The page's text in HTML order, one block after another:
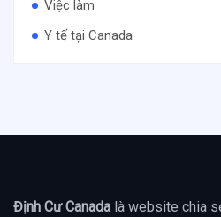
Việc làm
Y tế tại Canada
Định Cư Canada là website chia